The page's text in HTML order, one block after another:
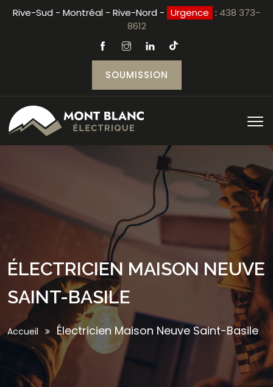
Rive-Sud - Montréal - Rive-Nord - Urgence : 438 373-
8612
SOUMISSION
ÉLECTRICIEN MAISON NEUVE
SAINT-BASILE
Accueil Électricien Maison Neuve Saint-Basile